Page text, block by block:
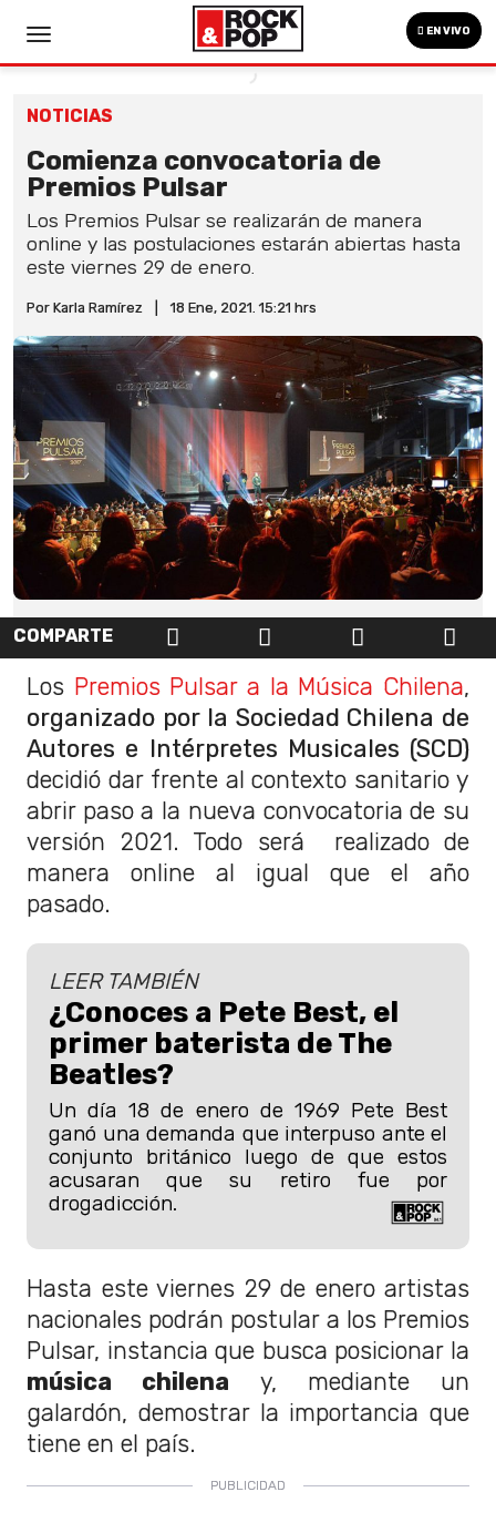
EN VIVO
NOTICIAS
Comienza convocatoria de
Premios Pulsar
Los Premios Pulsar se realizarán de manera
online y las postulaciones estarán abiertas hasta
este viernes 29 de enero.
Por Karla Ramírez 18 Ene, 2021. 15:21 hrs
COMPARTE
Los Premios Pulsar a la Música Chilena,
organizado por la Sociedad Chilena de
Autores e Intérpretes Musicales (SCD)
decidió dar frente al contexto sanitario y
abrir paso a la nueva convocatoria de su
versión 2021. Todo será realizado de
manera online al igual que el año
pasado.
LEER TAMBIÉN
¿Conoces a Pete Best, el
primer baterista de The
Beatles?
Un día 18 de enero de 1969 Pete Best
ganó una demanda que interpuso ante el
conjunto británico luego de que estos
acusaran que su retiro fue por
drogadicción.
Hasta este viernes 29 de enero artistas
nacionales podrán postular a los Premios
Pulsar, instancia que busca posicionar la
música chilena y, mediante un
galardón, demostrar la importancia que
tiene en el país.